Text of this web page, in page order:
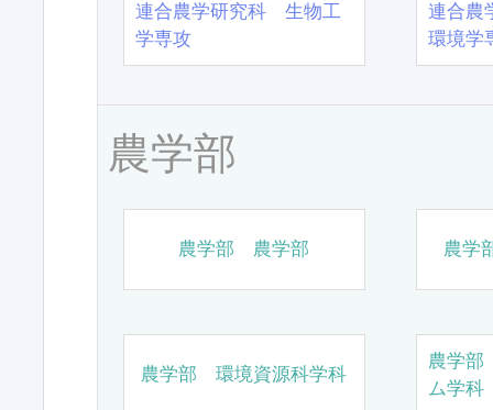
連合農学研究科 生物工
学専攻
連合農
環境学
農学部
農学部 農学部 農学
農学部 環境資源科学科
農学
ム学科